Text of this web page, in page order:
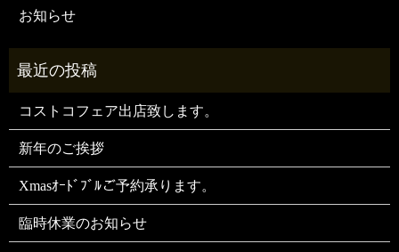
お知らせ
コストコフェア出店致します。
新年のご挨拶
Xmasｵｰﾄﾞﾌﾞﾙご予約承ります。
臨時休業のお知らせ